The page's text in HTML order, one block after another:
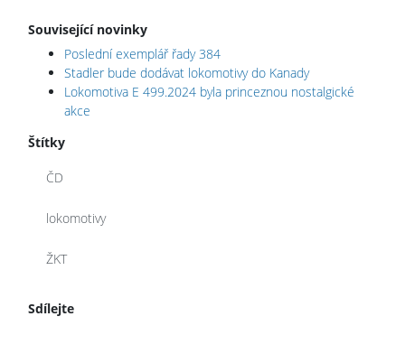
Související novinky
Poslední exemplář řady 384
Stadler bude dodávat lokomotivy do Kanady
Lokomotiva E 499.2024 byla princeznou nostalgické
akce
Štítky
ČD
lokomotivy
ŽKT
Sdílejte